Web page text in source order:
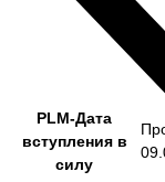
PLM-Дата
вступления в
силу